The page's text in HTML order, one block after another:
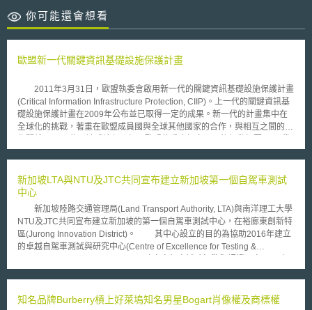
你可能還會想看
歐盟新一代關鍵資訊基礎設施保護計畫
2011年3月31日，歐盟執委會啟用新一代的關鍵資訊基礎設施保護計畫
(Critical Information Infrastructure Protection, CIIP)。上一代的關鍵資訊基
礎設施保護計畫在2009年公布並已取得一定的成果。新一代的計畫集中在
全球化的挑戰，著重在歐盟成員國與全球其他國家的合作，與相互之間的合
備和預防：利用成員國論壇(European Forum for Member States, EFMS)分
小型企業與政府部門間的資訊分享、警示系統。 (3)緩和及復原：發展成員
國間緊急應變計畫，組織反應大規模網路安全事件，強化各國電腦緊急反應
團隊的合作。 (4)國際與歐盟的合作：根據歐盟成員國論壇所制訂的，歐洲
網際網路信賴穩定指導原則和方針，進行全球大規模網路安全事故的演習。
(5)制訂資訊通信技術的標準：針對關鍵資訊基礎設施制訂技術標準。
另外，在2011年4月14-15日舉行的關鍵資訊基礎設施保護電信部長級會議
(Telecom ministerial conference on CIIP)，整個會議針對歐盟成員國、私
作與信任關係。並針對新一代的關鍵資訊基礎設施保護計畫，向歐盟執委會
程度的增加，使得影響關鍵資訊基礎設施(CIIP)安全的問題，不再侷限於單
新加坡LTA與NTU及JTC共同宣布建立新加坡第一個自駕車測試
中心
新加坡陸路交通管理局(Land Transport Authority, LTA)與南洋理工大學
NTU及JTC共同宣布建立新加坡的第一個自駕車測試中心，在裕廊東創新特
區(Jurong Innovation District)。 其中心設立的目的為協助2016年建立
的卓越自駕車測試與研究中心(Centre of Excellence for Testing &
來新加坡已逐步建立道路駕駛場域，但此為第一個自駕車測試中心。
其他車輛或道路基礎設施間的通訊與互動，因此此中心設計並複製模擬真實
知名品牌Burberry槓上好萊塢知名男星Bogart肖像權及商標權